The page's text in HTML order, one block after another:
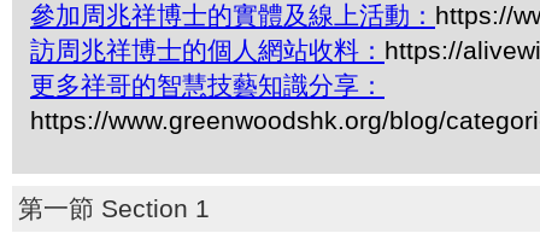
參加周兆祥博士的實體及線上活動： https://
訪周兆祥博士的個人網站收料： https://
更多祥哥的智慧技藝知識分享：
https://www.greenwoodshk.org/blog/
第一節 Section 1